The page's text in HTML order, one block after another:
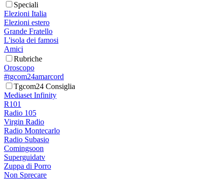
Speciali
Elezioni Italia
Elezioni estero
Grande Fratello
L'isola dei famosi
Amici
Rubriche
Oroscopo
#tgcom24amarcord
Tgcom24 Consiglia
Mediaset Infinity
R101
Radio 105
Virgin Radio
Radio Montecarlo
Radio Subasio
Comingsoon
Superguidatv
Zuppa di Porro
Non Sprecare